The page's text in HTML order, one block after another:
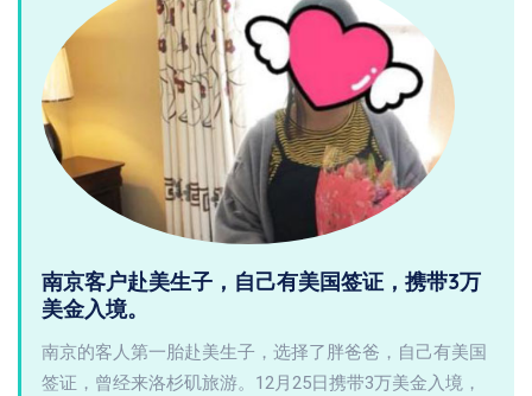
南京客户赴美生子，自己有美国签证，携带3万
美金入境。
南京的客人第一胎赴美生子，选择了胖爸爸，自己有美国
签证，曾经来洛杉矶旅游。12月25日携带3万美金入境，